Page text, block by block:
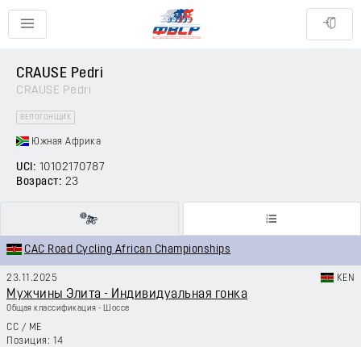
CRAUSE Pedri
CRAUSE Pedri
ВЕЛОГОНЩИК
Южная Африка
UCI: 10102170787
Возраст: 23
CAC Road Cycling African Championships
23.11.2025 KEN
Мужчины Элита - Индивидуальная гонка
Общая классификация - Шоссе
CC / ME
14